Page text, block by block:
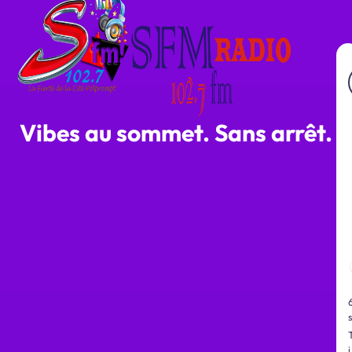
LISTE COMPLÈTE
Vibes au sommet. Sans arrêt.
s